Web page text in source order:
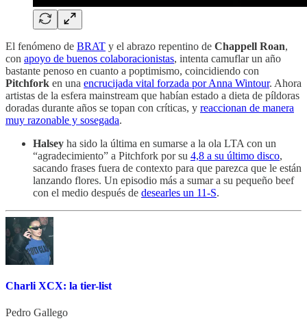
El fenómeno de BRAT y el abrazo repentino de Chappell Roan,
con apoyo de buenos colaboracionistas, intenta camuflar un año
bastante penoso en cuanto a poptimismo, coincidiendo con
Pitchfork en una encrucijada vital forzada por Anna Wintour. Ahora
artistas de la esfera mainstream que habían estado a dieta de píldoras
doradas durante años se topan con críticas, y reaccionan de manera
muy razonable y sosegada.
Halsey ha sido la última en sumarse a la ola LTA con un
“agradecimiento” a Pitchfork por su 4,8 a su último disco,
sacando frases fuera de contexto para que parezca que le están
lanzando flores. Un episodio más a sumar a su pequeño beef
con el medio después de desearles un 11-S.
Charli XCX: la tier-list
Pedro Gallego